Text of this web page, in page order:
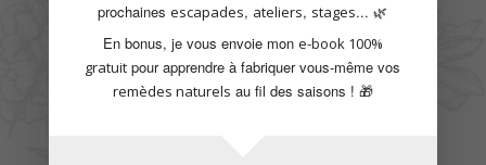
prochainesescapades, ateliers, stages... 🌿
En bonus, je vous envoie mon e-book 100%
gratuit pour apprendre à fabriquer vous-même vos
remèdes naturels au fil des saisons ! 🎁